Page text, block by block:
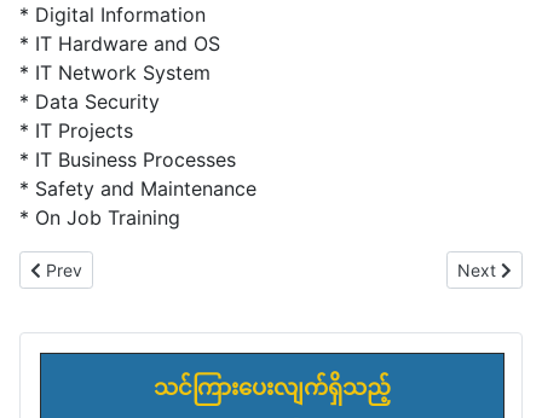
* Digital Information
* IT Hardware and OS
* IT Network System
* Data Security
* IT Projects
* IT Business Processes
* Safety and Maintenance
* On Job Training
Previous article: GALLERY
Prev Next
Next
သင်ကြားပေးလျက်ရှိသည့်